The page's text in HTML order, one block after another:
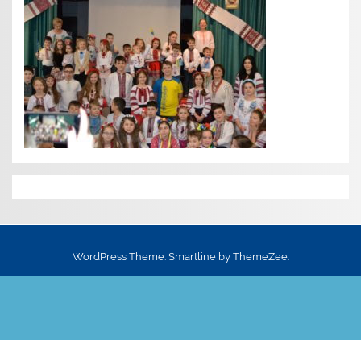
WordPress Theme: Smartline by ThemeZee.